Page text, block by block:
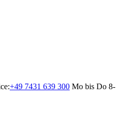
+49 7431 639 300 Mo bis Do 8-